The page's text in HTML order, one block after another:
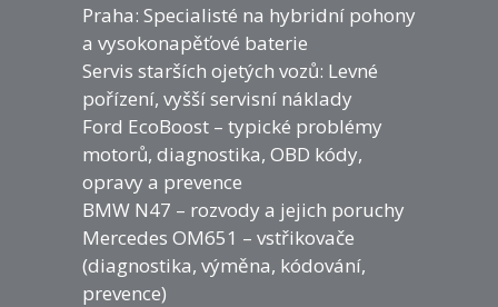
Praha: Specialisté na hybridní pohony
a vysokonapěťové baterie
Servis starších ojetých vozů: Levné
pořízení, vyšší servisní náklady
Ford EcoBoost – typické problémy
motorů, diagnostika, OBD kódy,
opravy a prevence
BMW N47 – rozvody a jejich poruchy
Mercedes OM651 – vstřikovače
(diagnostika, výměna, kódování,
prevence)